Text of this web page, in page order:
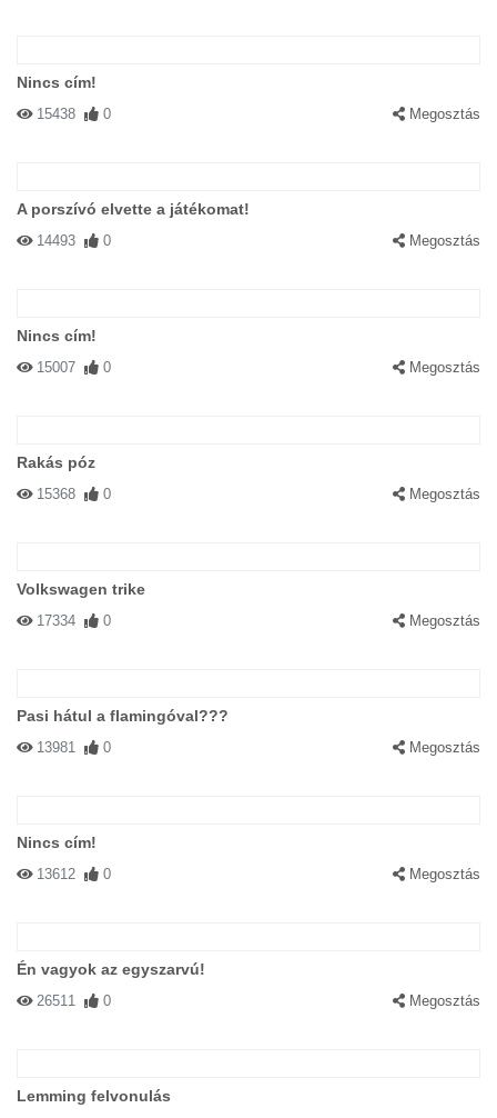
Nincs cím!
15438 0 Megosztás
A porszívó elvette a játékomat!
14493 0 Megosztás
Nincs cím!
15007 0 Megosztás
Rakás póz
15368 0 Megosztás
Volkswagen trike
17334 0 Megosztás
Pasi hátul a flamingóval???
13981 0 Megosztás
Nincs cím!
13612 0 Megosztás
Én vagyok az egyszarvú!
26511 0 Megosztás
Lemming felvonulás